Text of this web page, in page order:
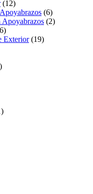
(12)
(6)
Apoyabrazos (2)
Exterior(19)